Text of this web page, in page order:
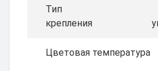
Тип
крепления
Цветовая температура